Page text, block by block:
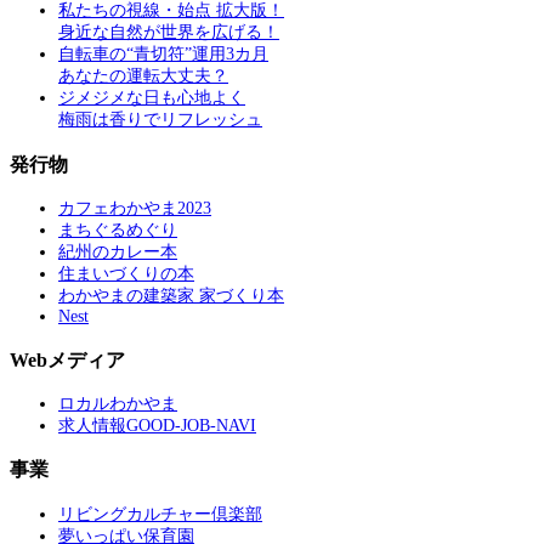
私たちの視線・始点 拡大版！
身近な自然が世界を広げる！
自転車の“青切符”運用3カ月
あなたの運転大丈夫？
ジメジメな日も心地よく
梅雨は香りでリフレッシュ
発行物
カフェわかやま2023
まちぐるめぐり
紀州のカレー本
住まいづくりの本
わかやまの建築家 家づくり本
Nest
Webメディア
ロカルわかやま
求人情報GOOD-JOB-NAVI
事業
リビングカルチャー倶楽部
夢いっぱい保育園